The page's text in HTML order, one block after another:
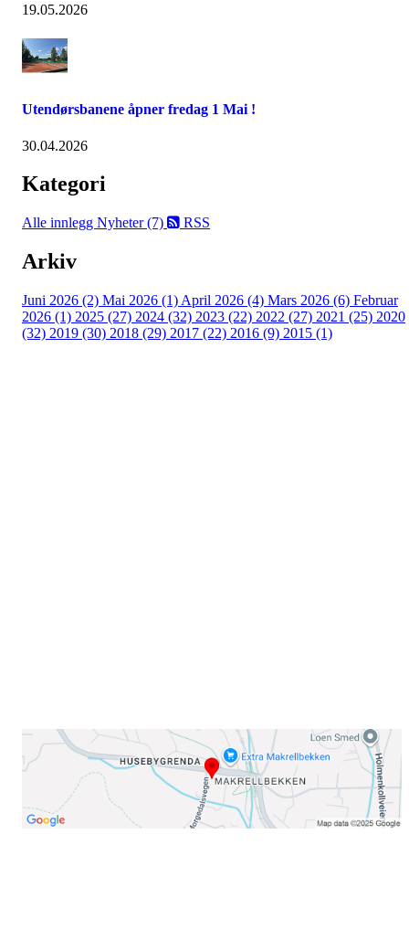
19.05.2026
Utendørsbanene åpner fredag 1 Mai !
30.04.2026
Kategori
Alle innlegg Nyheter (7) RSS
Arkiv
Juni 2026 (2) Mai 2026 (1) April 2026 (4) Mars 2026 (6) Februar
2026 (1) 2025 (27) 2024 (32) 2023 (22) 2022 (27) 2021 (25) 2020
(32) 2019 (30) 2018 (29) 2017 (22) 2016 (9) 2015 (1)